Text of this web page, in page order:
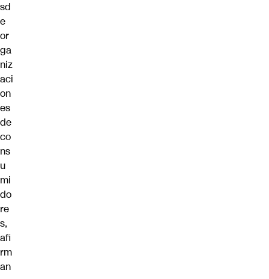
sd
e
or
ga
niz
aci
on
es
de
co
ns
u
mi
do
re
s,
afi
rm
an